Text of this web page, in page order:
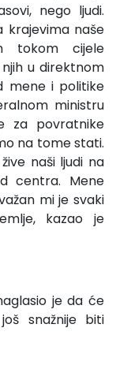
nego ljudi.
krajevima naše
tokom cijele
u direktnom
mene i politike
ministru
za povratnike
na tome stati.
naši ljudi na
centra. Mene
mi je svaki
kazao je
je da će
snažnije biti